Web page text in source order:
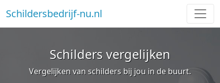
Schildersbedrijf-nu.nl
Schilders vergelijken
Vergelijken van schilders bij jou in de buurt.